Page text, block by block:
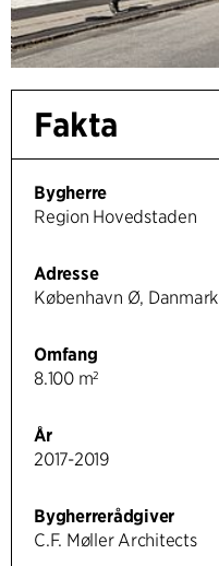
Fakta
Bygherre
Region Hovedstaden
Adresse
København Ø, Danmark
Omfang
8.100 m²
År
2017-2019
Bygherrerådgiver
C.F. Møller Architects